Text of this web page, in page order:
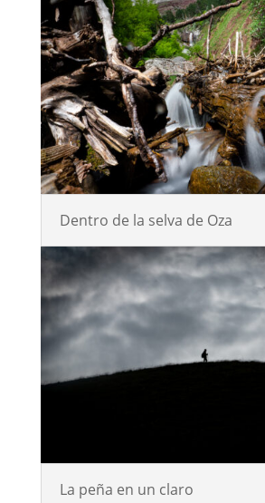
Dentro de la selva de Oza
La peña en un claro